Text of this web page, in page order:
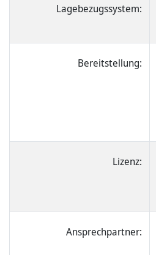
Lagebezugssystem:
Bereitstellung:
Lizenz:
Ansprechpartner: